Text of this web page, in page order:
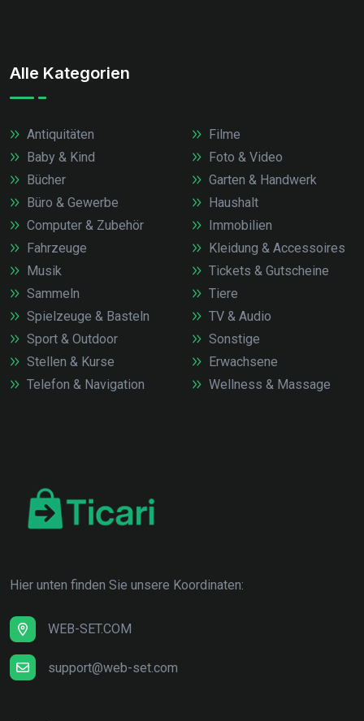
Alle Kategorien
Antiquitäten
Baby & Kind
Bücher
Büro & Gewerbe
Computer & Zubehör
Fahrzeuge
Filme
Foto & Video
Garten & Handwerk
Haushalt
Immobilien
Kleidung & Accessoires
Musik
Sammeln
Spielzeuge & Basteln
Sport & Outdoor
Stellen & Kurse
Telefon & Navigation
Tickets & Gutscheine
Tiere
TV & Audio
Sonstige
Erwachsene
Wellness & Massage
Hier unten finden Sie unsere Koordinaten:
WEB-SET.COM
support@web-set.com